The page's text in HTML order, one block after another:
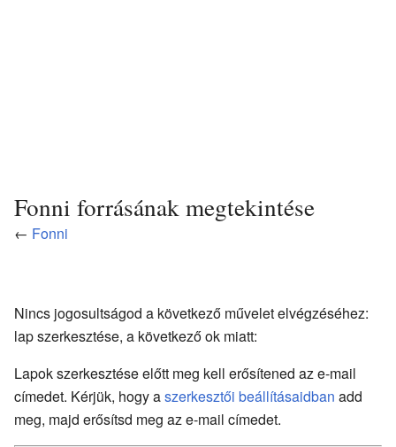
Fonni forrásának megtekintése
← Fonni
Nincs jogosultságod a következő művelet elvégzéséhez:
lap szerkesztése, a következő ok miatt:
Lapok szerkesztése előtt meg kell erősítened az e-mail
címedet. Kérjük, hogy aszerkesztői beállításaidban add
meg, majd erősítsd meg az e-mail címedet.